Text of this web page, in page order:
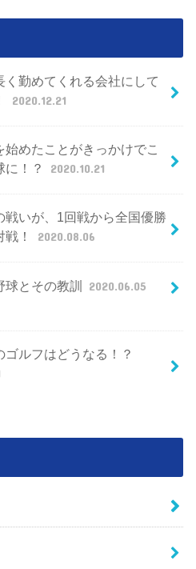
く勤めてくれる会社にして
2020.12.21
始めたことがきっかけでこ
に！？
2020.10.21
戦いが、1回戦から全国優勝
！
2020.08.06
球とその教訓 2020.06.05
ゴルフはどうなる！？